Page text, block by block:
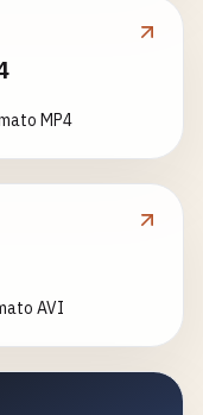
MP4
AVI